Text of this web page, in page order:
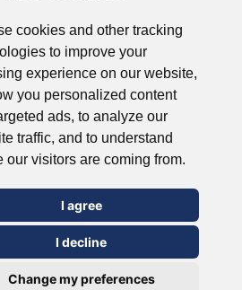
cookies and other tracking
to improve your
experience on our website,
you personalized content
ads, to analyze our
traffic, and to understand
our visitors are coming from.
I agree
I decline
Change my preferences
TheOTCLab B.V.
Fred. Roeskestraat 115, 1076
Netherlands
vänligen gå till